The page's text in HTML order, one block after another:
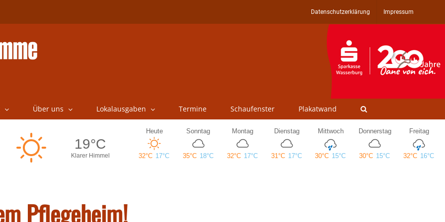
Datenschutzerklärung Impressum
Über uns Lokalausgaben Termine Schaufenster Plakatwand
Pflegeheim!